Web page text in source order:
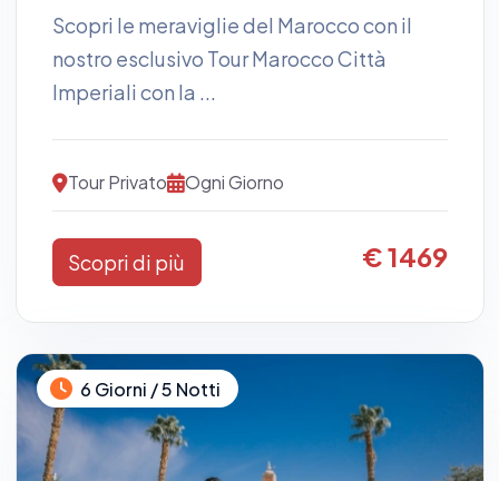
Scopri le meraviglie del Marocco con il
nostro esclusivo Tour Marocco Città
Imperiali con la ...
Tour Privato Ogni Giorno
Scopri di più € 1469
6 Giorni / 5 Notti